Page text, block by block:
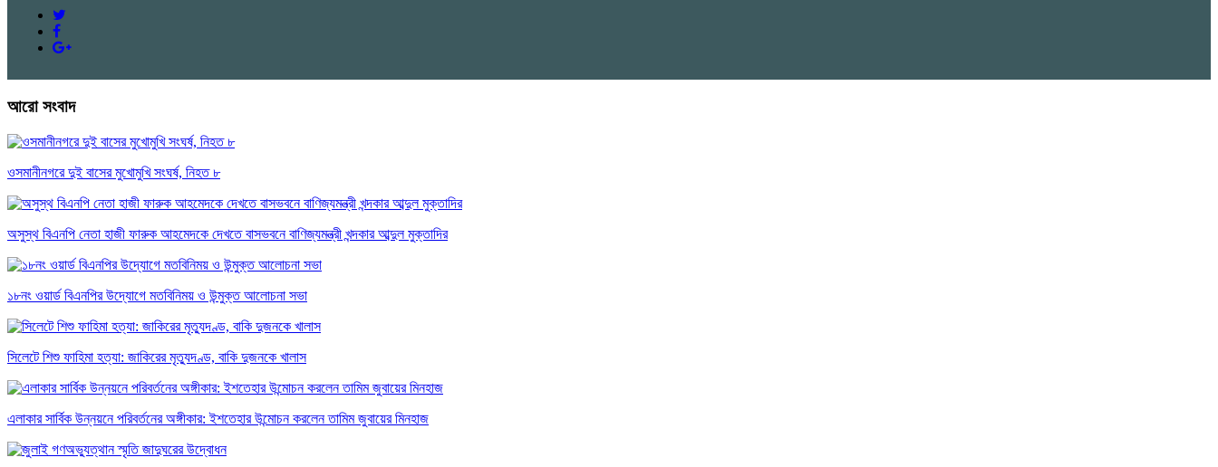
আরো সংবাদ
ওসমানীনগরে দুই বাসের মুখোমুখি সংঘর্ষ, নিহত ৮
অসুস্থ বিএনপি নেতা হাজী ফারুক আহমেদকে দেখতে বাসভবনে বাণিজ্যমন্ত্রী খন্দকার আব্দুল মুক্তাদির
১৮নং ওয়ার্ড বিএনপির উদ্যোগে মতবিনিময় ও উন্মুক্ত আলোচনা সভা
সিলেটে শিশু ফাহিমা হত্যা: জাকিরের মৃত্যুদণ্ড, বাকি দুজনকে খালাস
এলাকার সার্বিক উন্নয়নে পরিবর্তনের অঙ্গীকার: ইশতেহার উন্মোচন করলেন তামিম জুবায়ের মিনহাজ